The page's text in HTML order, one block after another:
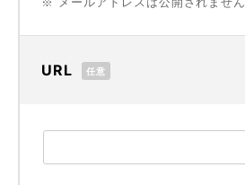
URL 任意